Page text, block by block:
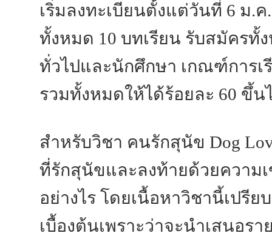
เริ่มลงทะเบียนตั้งแต่วันที่ 6 ม.ค
ทั้งหมด 10 บทเรียน รับสมัครทั้
ทั่วไปและนักศึกษา เกณฑ์การเ
รวมทั้งหมดให้ได้ร้อยละ 60 ขึ้น
สำหรับวิชา คนรักสุนัข Dog
ที่รักสุนัขและลงท้ายด้วยความ
อย่างไร โดยเนื้อหาวิชานี้เปรี
เบื้องต้นเพราะว่าจะนำเสนอรา